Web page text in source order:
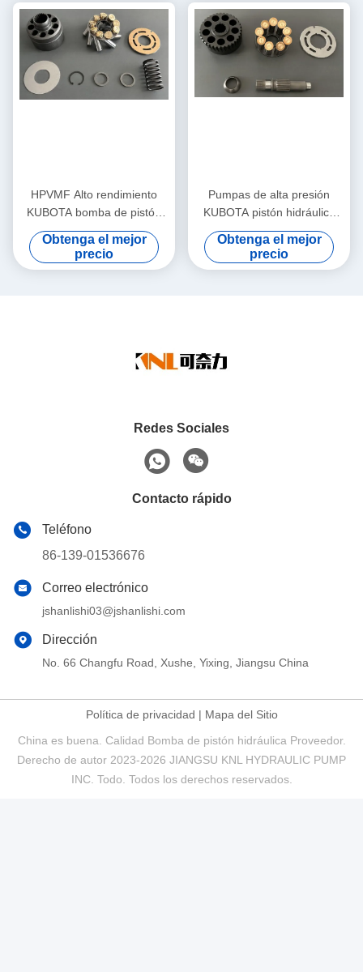
HPVMF Alto rendimiento
KUBOTA bomba de pistón
hidráulica HPVMF16
HPVMF23 HPVMF32 piezas
de repuesto de motor
Obtenga el mejor
precio
Pumpas de alta presión
KUBOTA pistón hidráulico
KX161
Obtenga el mejor
precio
Redes Sociales
Contacto rápido
Teléfono
86-139-01536676
Correo electrónico
jshanlishi03@jshanlishi.com
Dirección
No. 66 Changfu Road, Xushe, Yixing, Jiangsu China
Política de privacidad | Mapa del Sitio
China es buena. Calidad Bomba de pistón hidráulica Proveedor.
Derecho de autor 2023-2026 JIANGSU KNL HYDRAULIC PUMP
INC. Todo. Todos los derechos reservados.